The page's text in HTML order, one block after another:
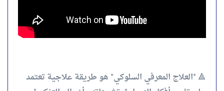
🔺 *العلاج المعرفي السلوكي* هو طريقة علاجية تعتمد